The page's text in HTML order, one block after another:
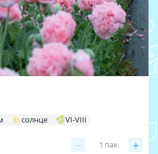
солнце VI-VIII
− +
1 пак.